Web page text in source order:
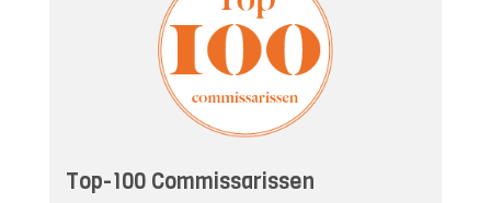
Top-100 Commissarissen